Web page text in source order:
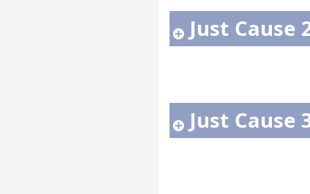
Just Cause
Just Cause